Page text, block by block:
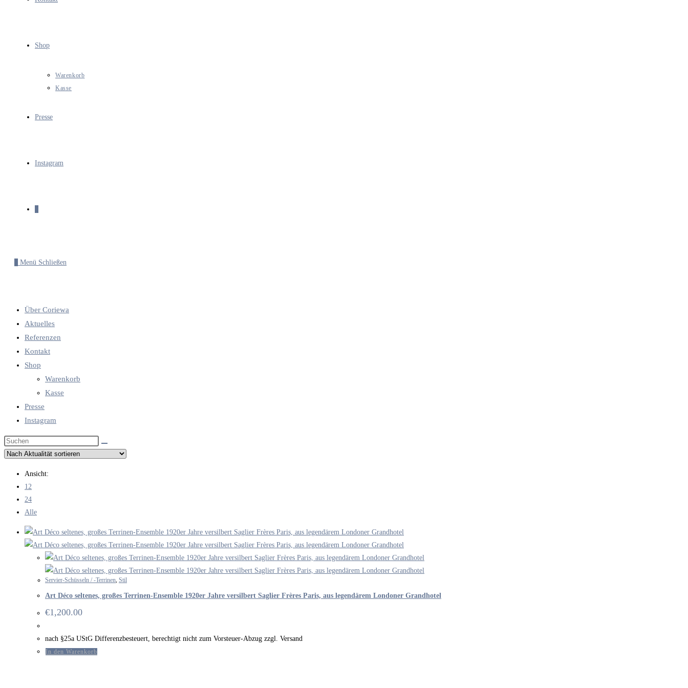
Shop
Warenkorb
Kasse
Presse
Instagram
Menü Schließen
Über Coriewa
Aktuelles
Referenzen
Kontakt
Shop
Warenkorb
Kasse
Presse
Instagram
Diese
Website
Ansicht:
12
24
Alle
Servier-Schüsseln / -Terrinen, Stil
Art Déco seltenes, großes Terrinen-Ensemble 1920er Jahre versilbert Saglier Frères Paris, aus legendärem Londoner Grandhotel
€1,200.00
nach §25a UStG Differenzbesteuert, berechtigt nicht zum Vorsteuer-Abzug zzgl. Versand
In den Warenkorb